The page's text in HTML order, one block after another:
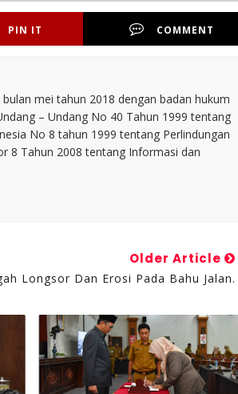
PIN IT COMMENT
mei tahun 2018 dengan badan hukum
– Undang No 40 Tahun 1999 tentang
No 8 tahun 1999 tentang Perlindungan
8 Tahun 2008 tentang Informasi dan
Older Article
Longsor Dan Erosi Pada Bahu Jalan.